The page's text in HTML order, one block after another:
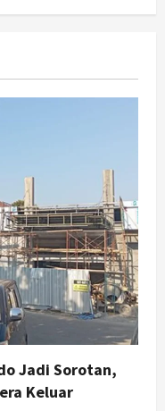
Jawa
Pembangunan
Rampung,
Perbaikan Jalan
dengan Cor Beton
Jadi Sorotan,
Keluar